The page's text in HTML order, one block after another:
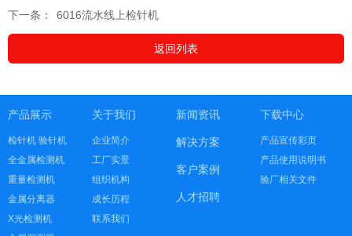
下一条：
6016流水线上检针机
返回列表
产品展示
检针机 验针机
全金属检测机
重量检测机
金属分离器
X光检测机
关于我们
企业简介
工厂实景
组织机构
成长历程
联系我们
新闻资讯
解决方案
客户案例
人才招聘
下载中心
产品宣传彩页
产品使用说明书
验厂相关文件